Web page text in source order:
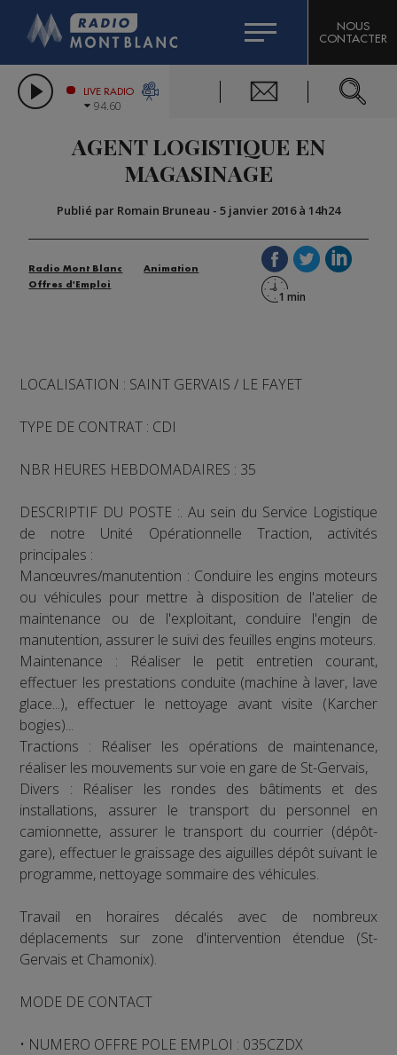
LES CHRONIQUES DE L'EXPERT
CITIZEN MACHINERY
GRAND MASSIF DOMAINES SKIABLES
BIGARD
COMPAGNIE DU MONT-BLANC
NOUS
CONTACTER
LIVE RADIO
94.60
AGENT LOGISTIQUE EN
MAGASINAGE
Publié par Romain Bruneau - 5 janvier 2016 à 14h24
Radio Mont Blanc
Animation
Offres d'Emploi
LOCALISATION : SAINT GERVAIS / LE FAYET
TYPE DE CONTRAT : CDI
NBR HEURES HEBDOMADAIRES : 35
DESCRIPTIF DU POSTE :. Au sein du Service Logistique
de notre Unité Opérationnelle Traction, activités
principales :
Manœuvres/manutention : Conduire les engins moteurs
ou véhicules pour mettre à disposition de l'atelier de
maintenance ou de l'exploitant, conduire l'engin de
manutention, assurer le suivi des feuilles engins moteurs.
Maintenance : Réaliser le petit entretien courant,
effectuer les prestations conduite (machine à laver, lave
glace...), effectuer le nettoyage avant visite (Karcher
bogies)...
Tractions : Réaliser les opérations de maintenance,
réaliser les mouvements sur voie en gare de St-Gervais,
Divers : Réaliser les rondes des bâtiments et des
installations, assurer le transport du personnel en
camionnette, assurer le transport du courrier (dépôt-
gare), effectuer le graissage des aiguilles dépôt suivant le
programme, nettoyage sommaire des véhicules.
Travail en horaires décalés avec de nombreux
déplacements sur zone d'intervention étendue (St-
Gervais et Chamonix).
MODE DE CONTACT
• NUMERO OFFRE POLE EMPLOI : 035CZDX